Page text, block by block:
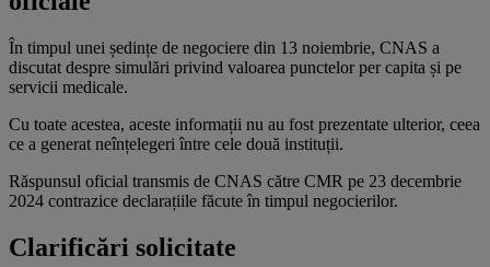
În timpul unei ședințe de negociere din 13 noiembrie, CNAS a
discutat despre simulări privind valoarea punctelor per capita și pe
servicii medicale.
Cu toate acestea, aceste informații nu au fost prezentate ulterior, ceea
ce a generat neînțelegeri între cele două instituții.
Răspunsul oficial transmis de CNAS către CMR pe 23 decembrie
2024 contrazice declarațiile făcute în timpul negocierilor.
Clarificări solicitate